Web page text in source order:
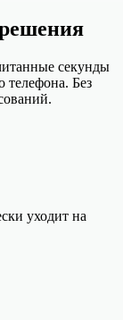
секунды
телефона. Без
уходит на